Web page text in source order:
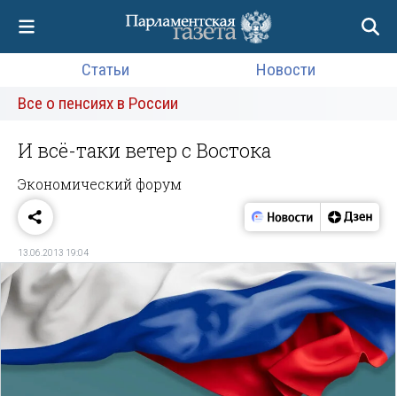
Статьи
Новости
Все о пенсиях в России
И всё-таки ветер с Востока
Экономический форум
13.06.2013 19:04